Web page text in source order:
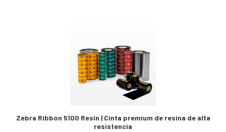
Zebra Ribbon 5100 Resin | Cinta premium de resina de alta
resistencia